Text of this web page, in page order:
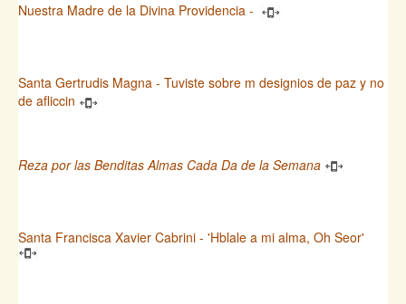
Nuestra Madre de la Divina Providencia -
Santa Gertrudis Magna - Tuviste sobre m designios de paz y no
de afliccin
Reza por las Benditas Almas Cada Da de la Semana
Santa Francisca Xavier Cabrini - 'Hblale a mi alma, Oh Seor'